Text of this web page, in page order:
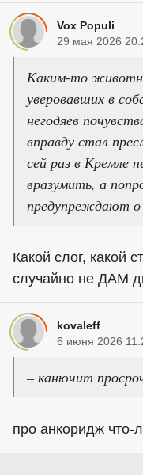
Vox Populi
29 мая 2026
Каким-то
уверовавших в
негодяев
вправду стал
сей раз в Кремле
вразумить, а
предупреждают
Какой слог, какой
случайно не ДАМ
kovaleff
6 июня 2026
– канючит
про анкоридж что-